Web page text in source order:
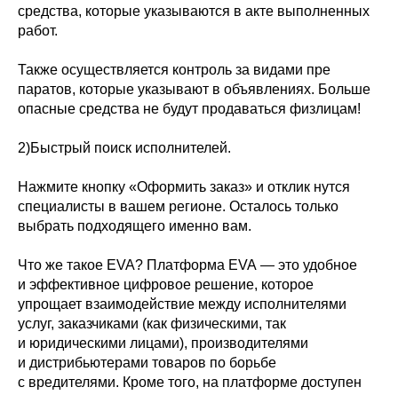
средства, которые указываются в акте выполненных
работ.
Также осуществляется контроль за видами пре
паратов, которые указывают в объявлениях. Больше
опасные средства не будут продаваться физлицам!
2)Быстрый поиск исполнителей.
Нажмите кнопку «Оформить заказ» и отклик нутся
специалисты в вашем регионе. Осталось только
выбрать подходящего именно вам.
Что же такое EVA? Платформа EVA — это удобное
и эффективное цифровое решение, которое
упрощает взаимодействие между исполнителями
услуг, заказчиками (как физическими, так
и юридическими лицами), производителями
и дистрибьютерами товаров по борьбе
с вредителями. Кроме того, на платформе доступен